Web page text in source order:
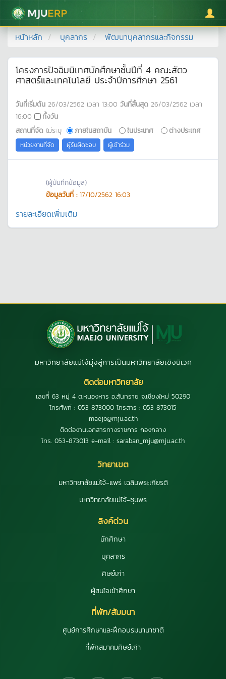
มหาวิทยาลัยแม่โจ้
หน้าหลัก บุคลากร พัฒนาบุคลากรและกิจกรรม
โครงการปัจฉิมนิเทศนักศึกษาชั้นปีที่ 4 คณะสัตว
ศาสตร์และเทคโนโลยี ประจำปีการศึกษา 2561
วันที่เริ่มต้น 26/03/2562 เวลา 13:00 วันที่สิ้นสุด 26/03/2562 เวลา
16:00
ทั้งวัน
สถานที่จัด ไม่ระบุ ภายในสถาบัน ในประเทศ ต่างประเทศ
หน่วยงานที่จัด ผู้รับผิดชอบ ผู้เข้าร่วม
(ผู้บันทึกข้อมูล)
ข้อมูลวันที่ : 17/10/2562 16:03
รายละเอียดเพิ่มเติม
มหาวิทยาลัยแม่โจ้มุ่งสู่การเป็นมหาวิทยาลัยเชิงนิเวศ
ติดต่อมหาวิทยาลัย
เลขที่ 63 หมู่ 4 ต.หนองหาร อ.สันทราย จ.เชียงใหม่ 50290
โทรศัพท์ : 053 873000 โทรสาร : 053 873015
maejo@mju.ac.th
ติดต่องานเอกสารทางราชการ กองกลาง
โทร. 053-873013 e-mail : saraban_mju@mju.ac.th
วิทยาเขต
มหาวิทยาลัยแม่โจ้-แพร่ เฉลิมพระเกียรติ
มหาวิทยาลัยแม่โจ้-ชุมพร
ลิงค์ด่วน
นักศึกษา
บุคลากร
ศิษย์เก่า
ผู้สนใจเข้าศึกษา
ที่พัก/สัมมนา
ศูนย์การศึกษาและฝึกอบรมนานาชาติ
ที่พักสมาคมศิษย์เก่า